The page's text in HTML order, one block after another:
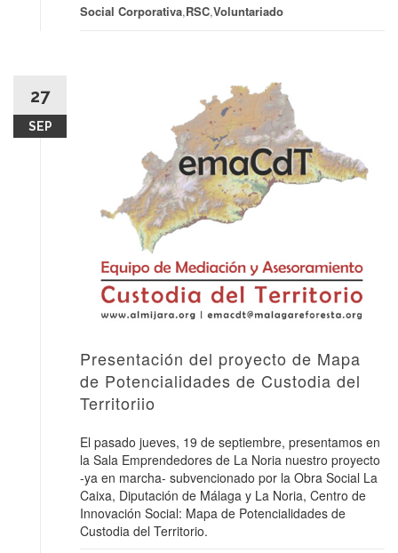
Social Corporativa,RSC,Voluntariado
27
SEP
Presentación del proyecto de Mapa
de Potencialidades de Custodia del
Territoriio
El pasado jueves, 19 de septiembre, presentamos en
la Sala Emprendedores de La Noria nuestro proyecto
-ya en marcha- subvencionado por la Obra Social La
Caixa, Diputación de Málaga y La Noria, Centro de
Innovación Social: Mapa de Potencialidades de
Custodia del Territorio.